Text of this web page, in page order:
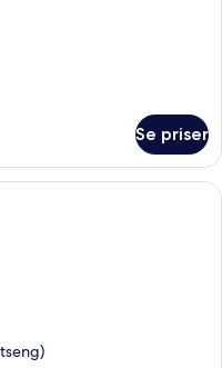
Se priser
med en seng, et